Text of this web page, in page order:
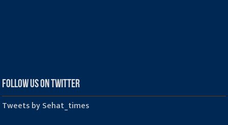
Follow us on Twitter
Tweets by Sehat_times